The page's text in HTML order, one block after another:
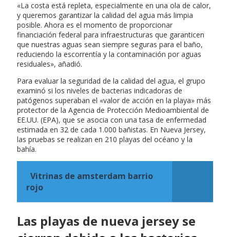
«La costa está repleta, especialmente en una ola de calor,
y queremos garantizar la calidad del agua más limpia
posible. Ahora es el momento de proporcionar
financiación federal para infraestructuras que garanticen
que nuestras aguas sean siempre seguras para el baño,
reduciendo la escorrentía y la contaminación por aguas
residuales», añadió.
Para evaluar la seguridad de la calidad del agua, el grupo
examinó si los niveles de bacterias indicadoras de
patógenos superaban el «valor de acción en la playa» más
protector de la Agencia de Protección Medioambiental de
EE.UU. (EPA), que se asocia con una tasa de enfermedad
estimada en 32 de cada 1.000 bañistas. En Nueva Jersey,
las pruebas se realizan en 210 playas del océano y la
bahía.
Vitrinas de amsterdam barrio
rojo
Las playas de nueva jersey se